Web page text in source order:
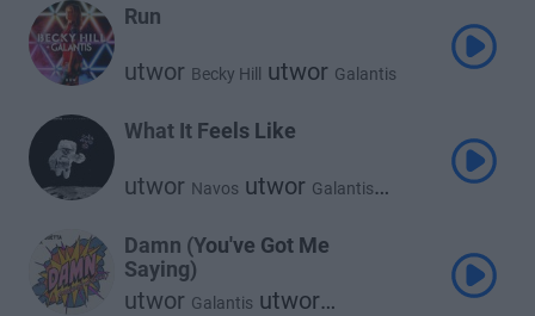
Run
utwor Becky Hill utwor Galantis
What It Feels Like
utwor Navos utwor Galantis
Damn (You've Got Me
Saying)
utwor Galantis utwor